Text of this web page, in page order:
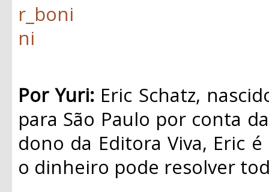
Por Yuri: Eric Schatz,
para São Paulo por conta
dono da Editora Viva, Eric
o dinheiro pode resolver